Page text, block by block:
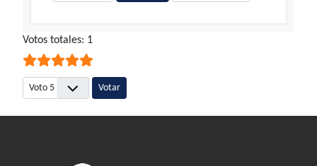
Ratio:5/5
Votos totales: 1
Por favor, vote